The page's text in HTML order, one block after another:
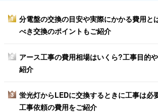
1
分電盤の交換の目安や実際にかかる費用と
べき交換のポイントもご紹介
2
アース工事の費用相場はいくら?工事目的
紹介
3
蛍光灯からLEDに交換するときに工事は必
工事依頼の費用をご紹介